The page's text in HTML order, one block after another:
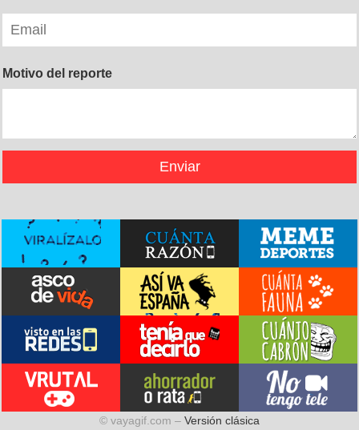
Motivo del reporte
© vayagif.com – Versión clásica